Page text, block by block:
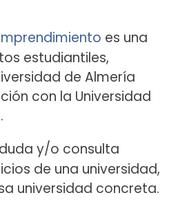
es una
estudiantiles,
de Almería
con la Universidad
y/o consulta
de una universidad,
universidad concreta.